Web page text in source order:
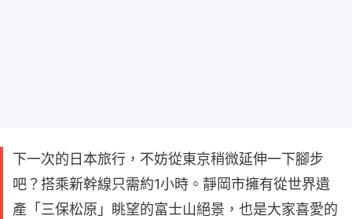
下一次的日本旅行，不妨從東京稍微延伸一下腳步
吧？搭乘新幹線只需約1小時。靜岡市擁有從世界遺
產「三保松原」眺望的富士山絕景，也是大家喜愛的